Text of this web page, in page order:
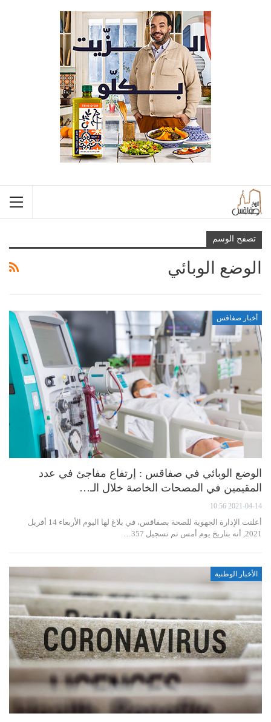
تصفح الوسم
الوضع الوبائي
أخبار صفاقس
الوضع الوبائي في صفاقس : إرتفاع مفاجئ في عدد
المقيمين في المصحات الخاصة خلال الـ…
2021-04-14 10:56
أعلنت الإدارة الجهوية للصحة بصفاقس، في بلاغ لها اليوم الأربعاء 14 أفريل
2021, أنه بتاريخ يوم أمس تم تسجيل 357…
الأخبار الوطنية